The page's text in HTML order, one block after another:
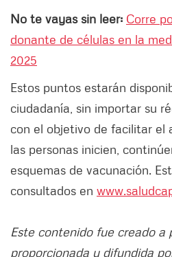
No te vayas sin leer: Corre
donante de células en la
2025
Estos puntos estarán
ciudadanía, sin importar su
con el objetivo de facilitar el
las personas inicien,
esquemas de vacunación.
consultados en
Este contenido fue creado a
proporcionada y difundida